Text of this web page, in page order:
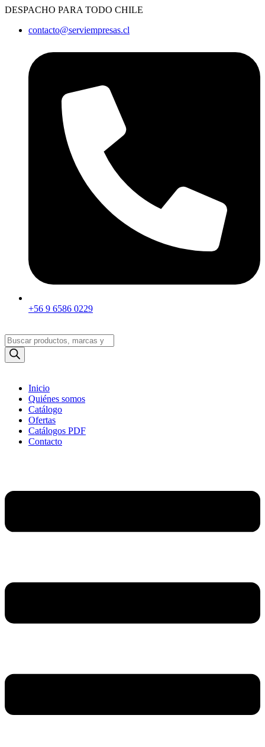
Ir
contenido
DESPACHO PARA TODO CHILE
contacto@serviempresas.cl
+56 9 6586 0229
Búsqueda
de
productos
Inicio
Quiénes somos
Catálogo
Ofertas
Catálogos PDF
Contacto